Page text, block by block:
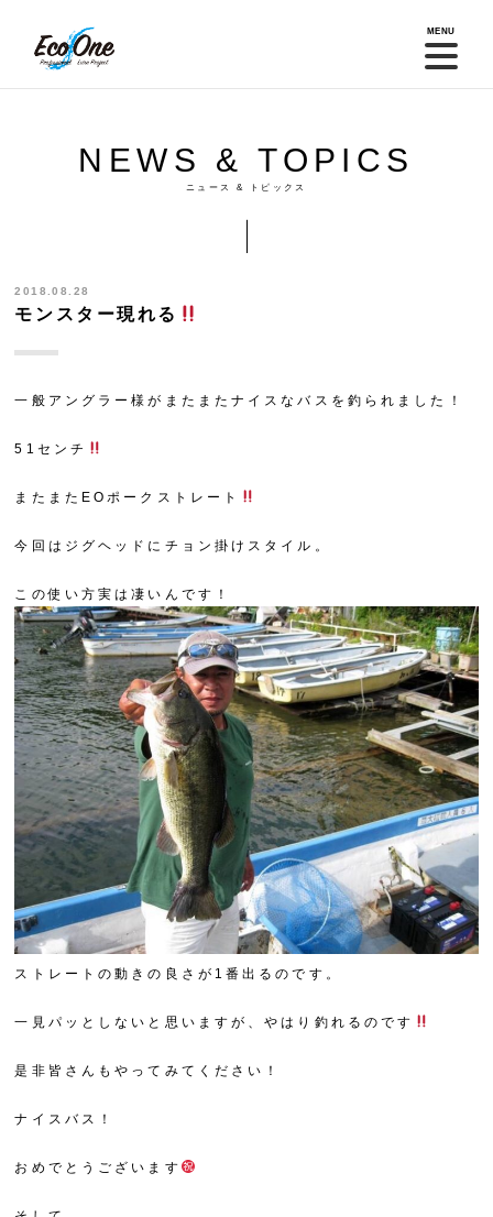
MENU
NEWS & TOPICS
ニュース & トピックス
2018.08.28
モンスター現れる
一般アングラー様がまたまたナイスなバスを釣られました！
51センチ
またまたEOポークストレート
今回はジグヘッドにチョン掛けスタイル。
この使い方実は凄いんです！
ストレートの動きの良さが1番出るのです。
一見パッとしないと思いますが、やはり釣れるのです
是非皆さんもやってみてください！
ナイスバス！
おめでとうございます